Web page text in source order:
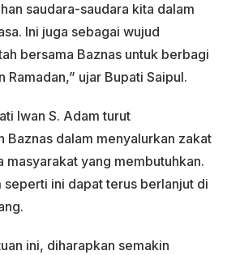
saudara-saudara kita dalam
Ini juga sebagai wujud
bersama Baznas untuk berbagi
Ramadan,” ujar Bupati Saipul.
Iwan S. Adam turut
Baznas dalam menyalurkan zakat
masyarakat yang membutuhkan.
ini dapat terus berlanjut di
ini, diharapkan semakin